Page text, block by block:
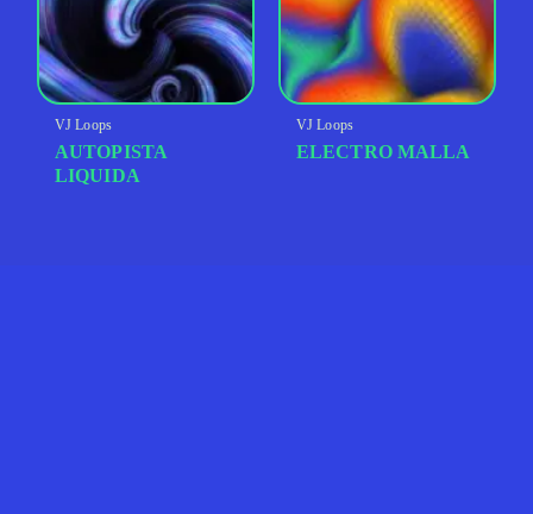
VJ Loops
AUTOPISTA
LIQUIDA
VJ Loops
ELECTRO MALLA